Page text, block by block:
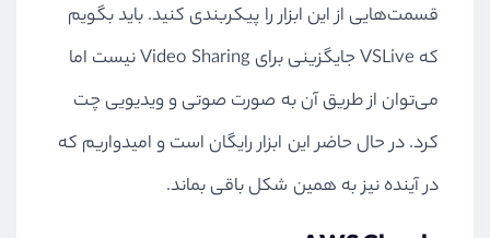
قسمت‌هایی از این ابزار را پیکربندی کنید. باید بگویم
که VSLive جایگزینی برای Video Sharing نیست اما
می‌توان از طریق آن به صورت صوتی و ویدیویی چت
کرد. در حال حاضر این ابزار رایگان است و امیدواریم که
در آینده نیز به همین شکل باقی بماند.